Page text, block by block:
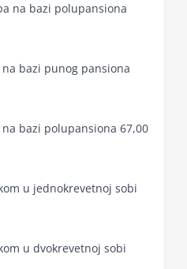
na bazi polupansiona
bazi punog pansiona
bazi polupansiona 67,00
u jednokrevetnoj sobi
u dvokrevetnoj sobi